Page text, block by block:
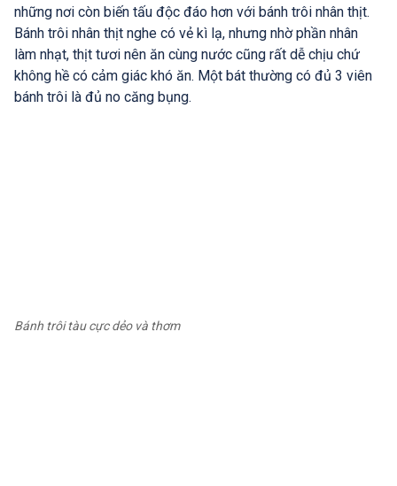
những nơi còn biến tấu độc đáo hơn với bánh trôi nhân thịt.
Bánh trôi nhân thịt nghe có vẻ kì lạ, nhưng nhờ phần nhân
làm nhạt, thịt tươi nên ăn cùng nước cũng rất dễ chịu chứ
không hề có cảm giác khó ăn. Một bát thường có đủ 3 viên
bánh trôi là đủ no căng bụng.
Bánh trôi tàu cực dẻo và thơm